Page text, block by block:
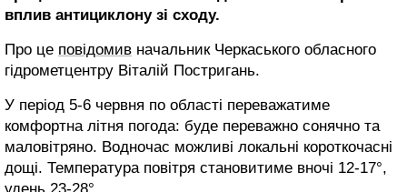
вплив антициклону зі сходу.
Про це повідомив начальник Черкаського обласного
гідрометцентру Віталій Постригань.
У період 5-6 червня по області переважатиме
комфортна літня погода: буде переважно сонячно та
маловітряно. Водночас можливі локальні короткочасні
дощі. Температура повітря становитиме вночі 12-17°,